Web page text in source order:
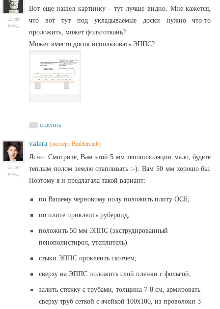
12 лет
назад
Вот еще нашел картинку - тут лучше видно. Мне кажется,
что вот тут под укладываемые доски нужно что-то
проложить, может фольготкань?
Может вместо досок использовать ЭППС?
ответить
12 лет
назад
valera (эксперт Builderclub)
Ясно. Смотрите, Вам этой 5 мм теплоизоляции мало, будете
теплым полом землю отапливать :-). Вам 50 мм хорошо бы.
Поэтому я и предлагала такой вариант:
по Вашему черновому полу положить плиту ОСБ;
по плите приклеить рубероид;
положить 50 мм ЭППС (экструдированный
пенополистирол, утеплитель)
стыки ЭППС проклеить скотчем;
сверху на ЭППС положить слой пленки с фольгой;
залить стяжку с трубами, толщина 7-8 см, армировать
сверху труб сеткой с ячейкой 100х100, из проволоки 3